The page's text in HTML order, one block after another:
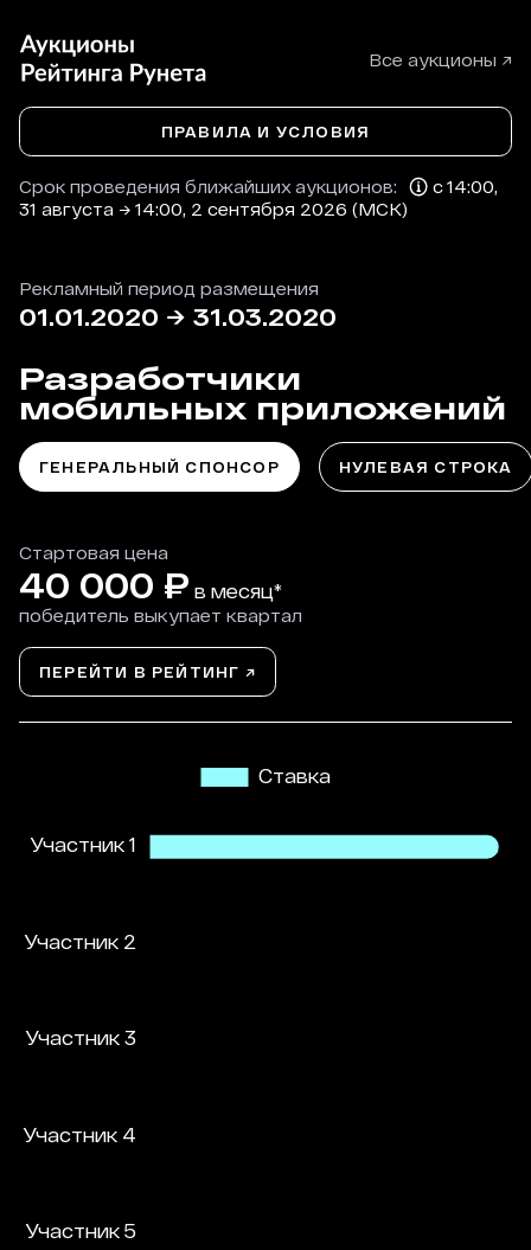
Все аукционы ↗
Срок проведения ближайших аукционов:
с 14:00,
31 августа → 14:00, 2 сентября 2026 (МСК)
ПРАВИЛА И УСЛОВИЯ
Рекламный период размещения
01.01.2020 → 31.03.2020
Разработчики
мобильных приложений
ГЕНЕРАЛЬНЫЙ СПОНСОР НУЛЕВАЯ СТРОКА
Стартовая цена
40 000 ₽ в месяц*
победитель выкупает квартал
ПЕРЕЙТИ В РЕЙТИНГ ↗